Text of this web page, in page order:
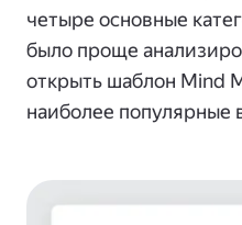
четыре основные
было проще
открыть шаблон Mind
наиболее популярные